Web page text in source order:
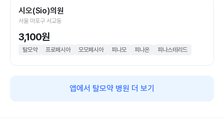
시오(Sio)의원
서울 마포구 서교동
3,100원
탈모약 프로페시아 모모페시아 피나모 피나온 피나스테리드
앱에서 탈모약 병원 더 보기